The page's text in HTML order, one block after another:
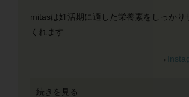
mitasは妊活期に適した栄養素をしっかり
くれます
→
続きを見る